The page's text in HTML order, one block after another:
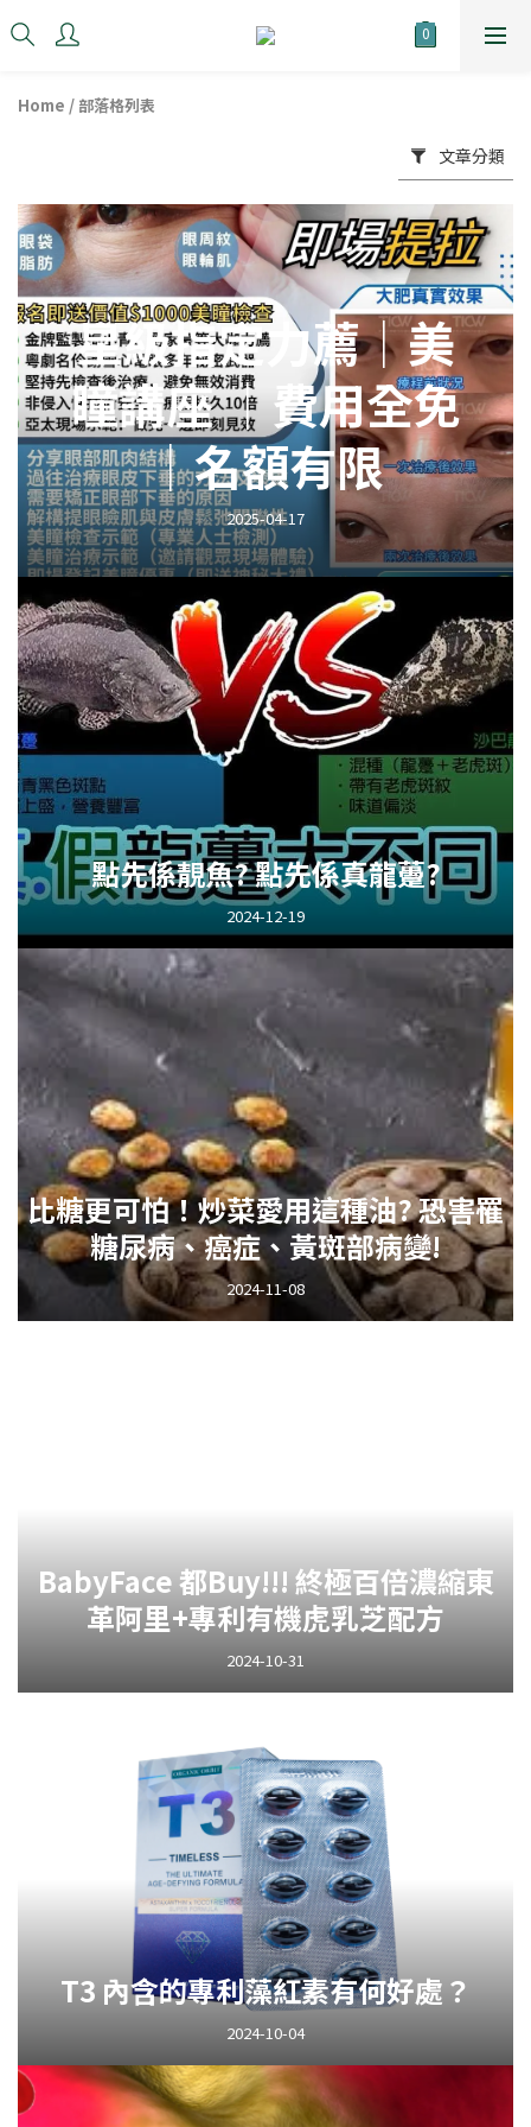
Home / 部落格列表
文章分類
星級指定力薦│美
瞳講座 │費用全免
│名額有限
2025-04-17
點先係靚魚? 點先係真龍躉?
2024-12-19
比糖更可怕！炒菜愛用這種油? 恐害罹
糖尿病、癌症、黃斑部病變!
2024-11-08
BabyFace 都Buy!!! 終極百倍濃縮東
革阿里+專利有機虎乳芝配方
2024-10-31
T3 內含的專利藻紅素有何好處？
2024-10-04